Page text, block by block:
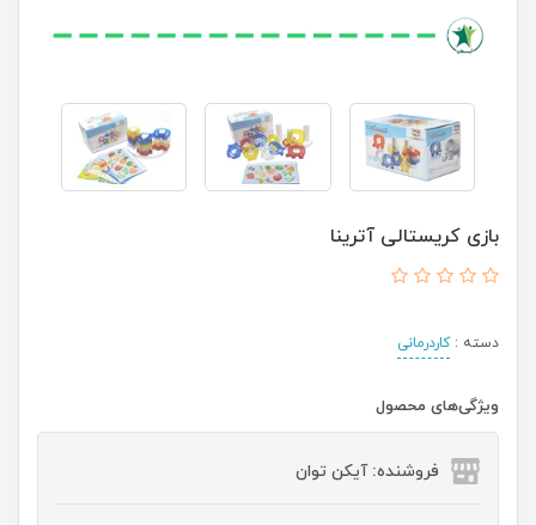
بازی کریستالی آترینا
دسته :کاردرمانی
ویژگی‌های محصول
فروشنده: آیکن توان